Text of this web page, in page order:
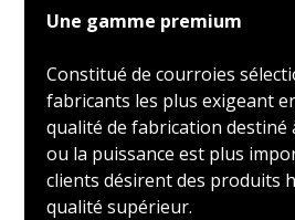
Une gamme premium
Constitué de courroies
fabricants les plus exigeant
qualité de fabrication destiné
ou la puissance est plus
clients désirent des produits
qualité supérieur.